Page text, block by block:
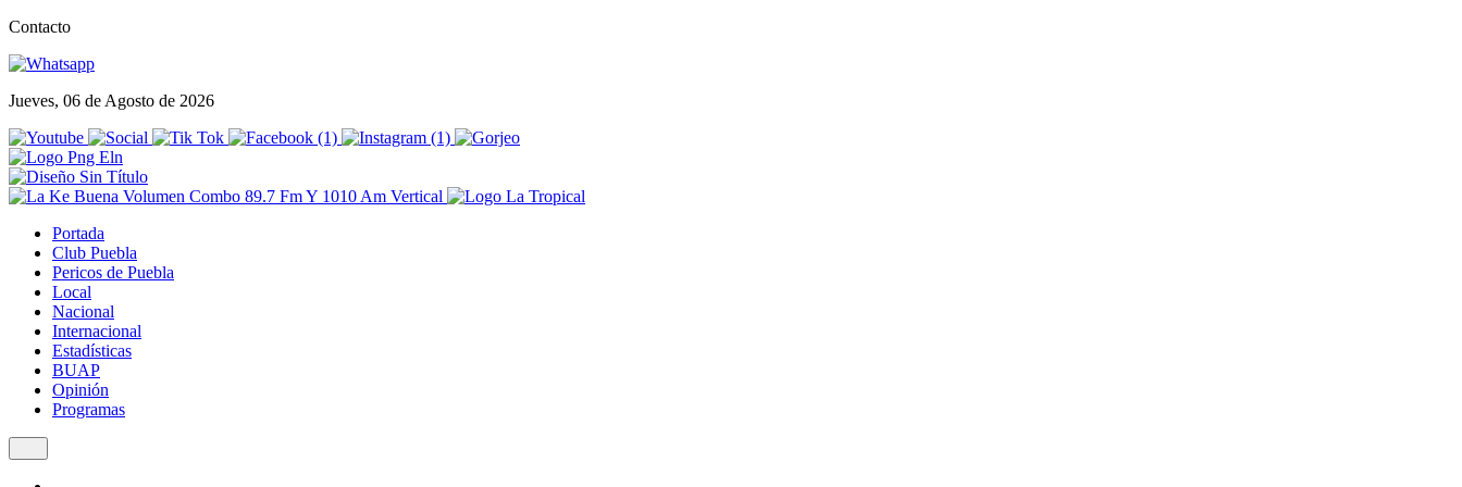
Contacto
Jueves, 06 de Agosto de 2026
Portada
Club Puebla
Pericos de Puebla
Local
Nacional
Internacional
Estadísticas
BUAP
Opinión
Programas